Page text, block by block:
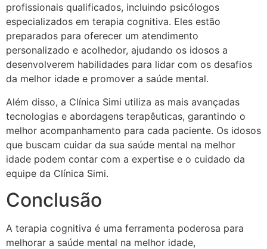
profissionais qualificados, incluindo psicólogos
especializados em terapia cognitiva. Eles estão
preparados para oferecer um atendimento
personalizado e acolhedor, ajudando os idosos a
desenvolverem habilidades para lidar com os desafios
da melhor idade e promover a saúde mental.
Além disso, a Clínica Simi utiliza as mais avançadas
tecnologias e abordagens terapêuticas, garantindo o
melhor acompanhamento para cada paciente. Os idosos
que buscam cuidar da sua saúde mental na melhor
idade podem contar com a expertise e o cuidado da
equipe da Clínica Simi.
Conclusão
A terapia cognitiva é uma ferramenta poderosa para
melhorar a saúde mental na melhor idade,